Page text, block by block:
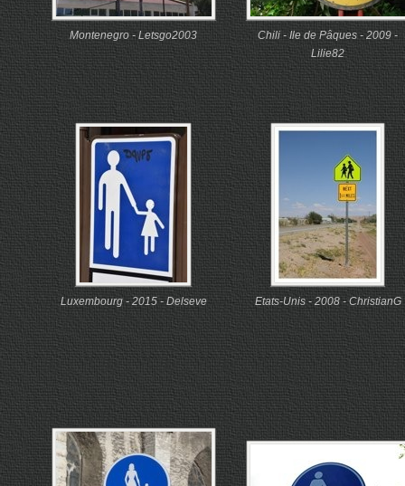
Montenegro - Letsgo2003
Chili - Ile de Pâques - 2009 -
Lilie82
Luxembourg - 2015 - Delseve Etats-Unis - 2008 - ChristianG